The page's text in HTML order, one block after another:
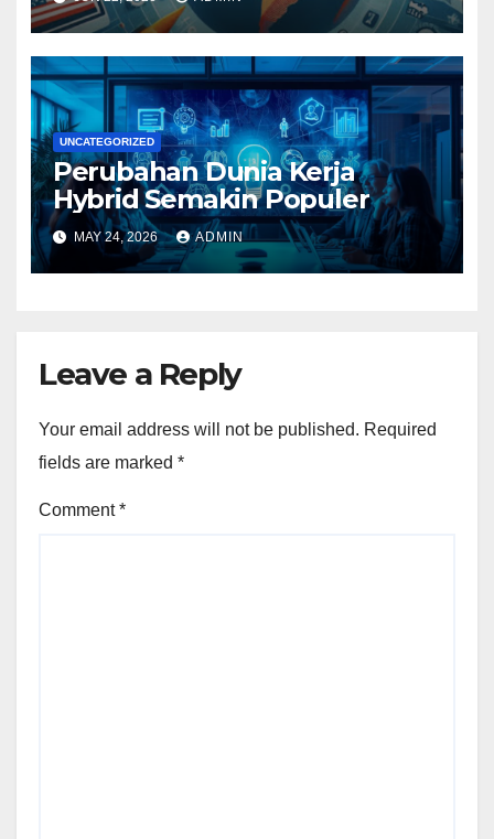
UNCATEGORIZED
Perubahan Dunia Kerja
Hybrid Semakin Populer
MAY 24, 2026 ADMIN
Leave a Reply
Your email address will not be published. Required
fields are marked *
Comment*